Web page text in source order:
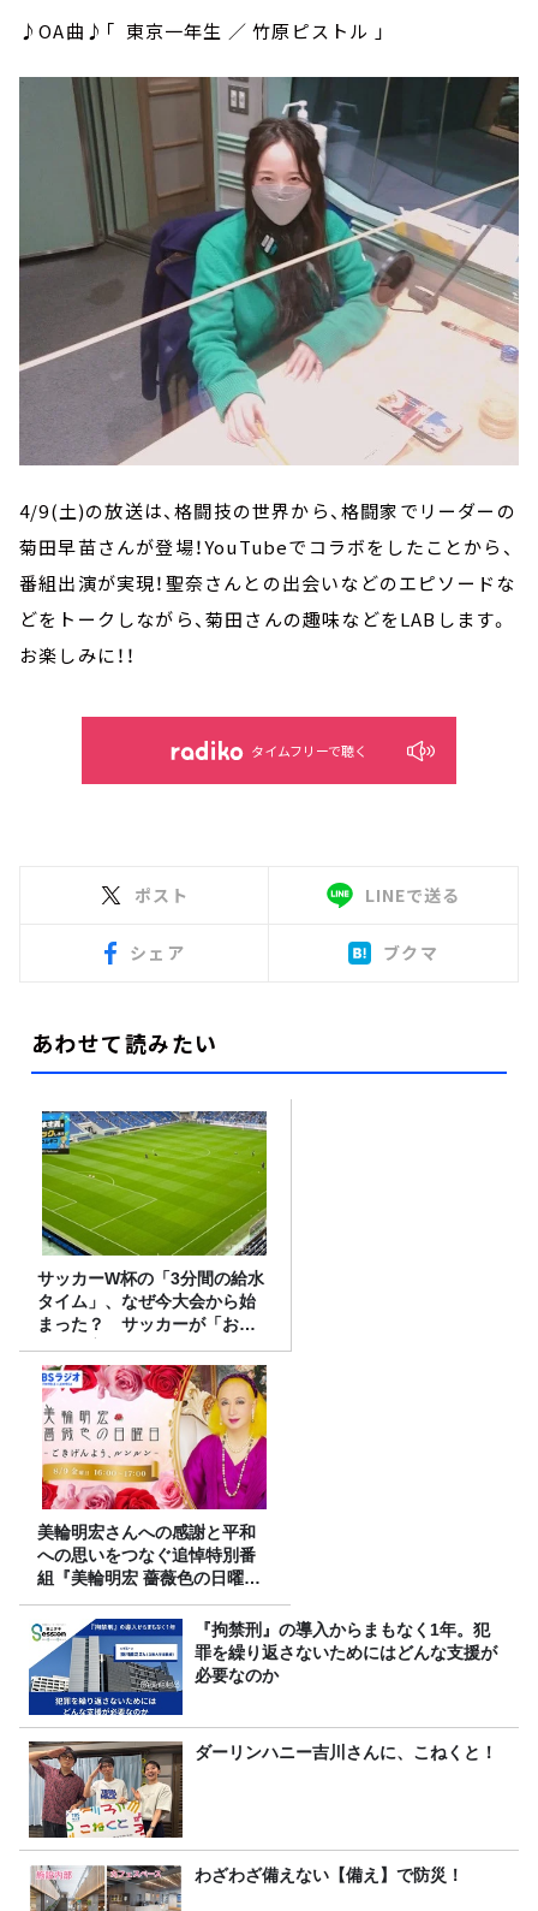
♪OA曲♪「 東京一年生 ／ 竹原ピストル 」
4/9(土)の放送は、格闘技の世界から、 格闘家でリーダー の
菊田早苗さんが登場！YouTubeでコラボをしたことから、
番組出演が実現！聖奈さんとの出会いなどのエピソードな
どをトークしながら、菊田さんの趣味などをLABします。
お楽しみに！！
タイムフリーで聴く
ポスト LINEで送る
シェア ブクマ
あわせて読みたい
サッカーW杯の「3分間の給水
タイム」、なぜ今大会から始
まった？ サッカーが「お
金」に変わる仕組み
美輪明宏さんへの感謝と平和
への思いをつなぐ追悼特別番
組『美輪明宏 薔薇色の日曜日
～ごきげんよう、ルンルン
～』8/9（日）16時放送『拘禁刑』の導入からまもなく1年。犯
罪を繰り返さないためにはどんな支援が
必要なのか
ダーリンハニー吉川さんに、こねくと！
わざわざ備えない【備え】で防災！